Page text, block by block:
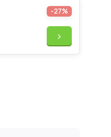
-27%